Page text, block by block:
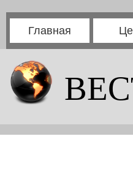
Главная